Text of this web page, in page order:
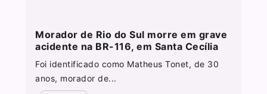
Morador de Rio do Sul morre em grave
acidente na BR-116, em Santa Cecília
Foi identificado como Matheus Tonet, de 30
anos, morador de...